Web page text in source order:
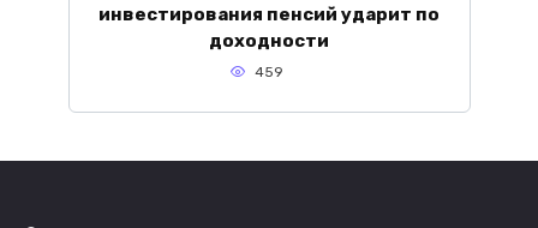
инвестирования пенсий ударит по
доходности
459